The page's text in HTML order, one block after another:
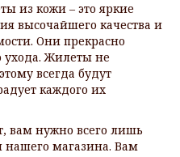
из кожи – это яркие
высочайшего качества и
Они прекрасно
ухода. Жилеты не
всегда будут
каждого их
вам нужно всего лишь
нашего магазина. Вам